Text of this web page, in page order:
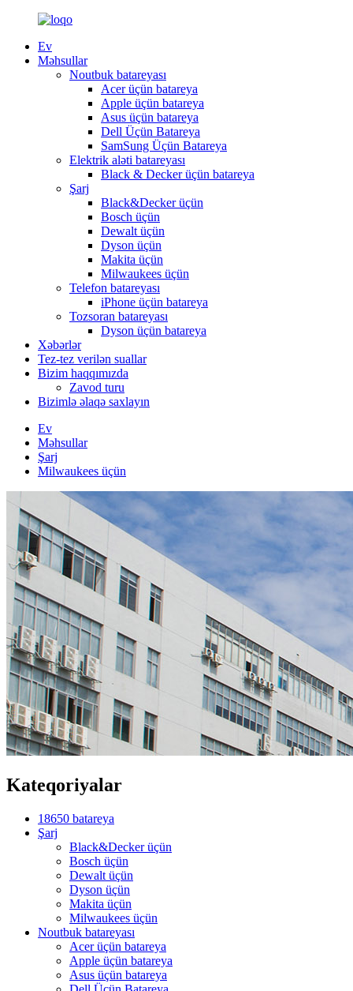
Ev
Məhsullar
Noutbuk batareyası
Acer üçün batareya
Apple üçün batareya
Asus üçün batareya
Dell Üçün Batareya
SamSung Üçün Batareya
Elektrik aləti batareyası
Black & Decker üçün batareya
Şarj
Black&Decker üçün
Bosch üçün
Dewalt üçün
Dyson üçün
Makita üçün
Milwaukees üçün
Telefon batareyası
iPhone üçün batareya
Tozsoran batareyası
Dyson üçün batareya
Xəbərlər
Tez-tez verilən suallar
Bizim haqqımızda
Zavod turu
Bizimlə əlaqə saxlayın
Ev
Məhsullar
Şarj
Milwaukees üçün
Kateqoriyalar
18650 batareya
Şarj
Black&Decker üçün
Bosch üçün
Dewalt üçün
Dyson üçün
Makita üçün
Milwaukees üçün
Noutbuk batareyası
Acer üçün batareya
Apple üçün batareya
Asus üçün batareya